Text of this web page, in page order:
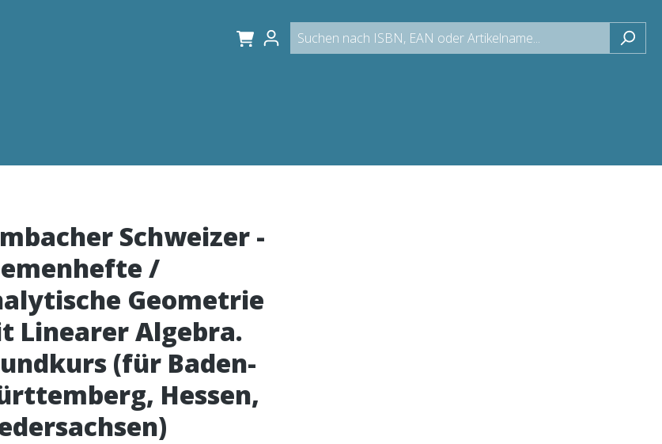
Schweizer -
/
Geometrie
Linearer Algebra.
(für Baden-
Hessen,